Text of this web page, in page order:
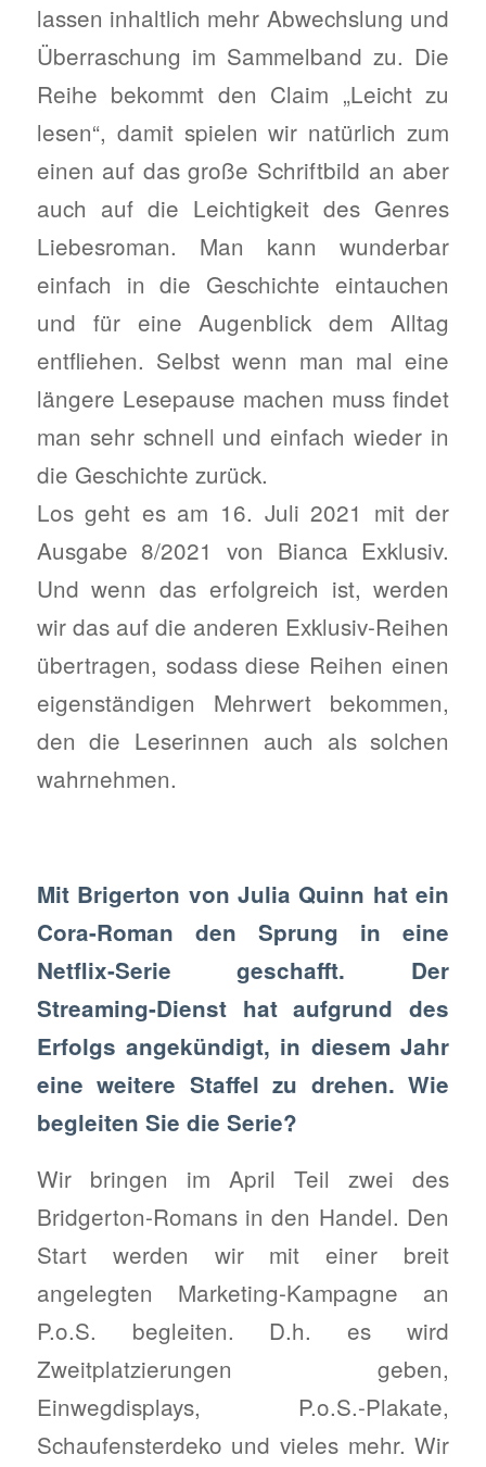
lassen inhaltlich mehr Abwechslung und
Überraschung im Sammelband zu. Die
Reihe bekommt den Claim „Leicht zu
lesen“, damit spielen wir natürlich zum
einen auf das große Schriftbild an aber
auch auf die Leichtigkeit des Genres
Liebesroman. Man kann wunderbar
einfach in die Geschichte eintauchen
und für eine Augenblick dem Alltag
entfliehen. Selbst wenn man mal eine
längere Lesepause machen muss findet
man sehr schnell und einfach wieder in
die Geschichte zurück.
Los geht es am 16. Juli 2021 mit der
Ausgabe 8/2021 von Bianca Exklusiv.
Und wenn das erfolgreich ist, werden
wir das auf die anderen Exklusiv-Reihen
übertragen, sodass diese Reihen einen
eigenständigen Mehrwert bekommen,
den die Leserinnen auch als solchen
wahrnehmen.
Mit Brigerton von Julia Quinn hat ein
Cora-Roman den Sprung in eine
Netflix-Serie geschafft. Der
Streaming-Dienst hat aufgrund des
Erfolgs angekündigt, in diesem Jahr
eine weitere Staffel zu drehen. Wie
begleiten Sie die Serie?
Wir bringen im April Teil zwei des
Bridgerton-Romans in den Handel. Den
Start werden wir mit einer breit
angelegten Marketing-Kampagne an
P.o.S. begleiten. D.h. es wird
Zweitplatzierungen geben,
Einwegdisplays, P.o.S.-Plakate,
Schaufensterdeko und vieles mehr. Wir